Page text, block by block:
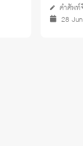
คำศัพท์
28